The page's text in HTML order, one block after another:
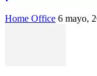
Home Office 6 mayo,